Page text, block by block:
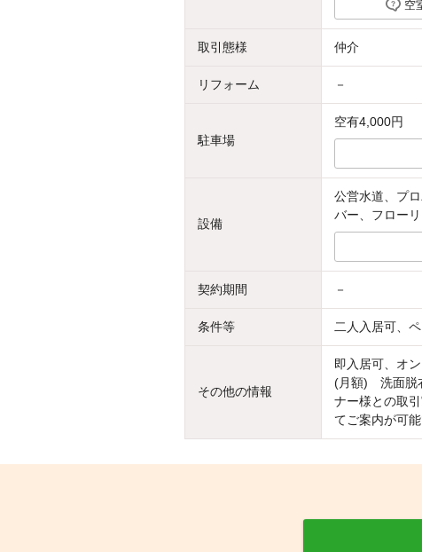
空
取引態様 仲介
リフォーム －
駐車場
空有4,000円
設備
公営水道、プ
バー、フロー
契約期間 －
条件等 二人入居可、
その他の情報
即入居可、オ
(月額) 洗面脱
ナー様との取
てご案内が可